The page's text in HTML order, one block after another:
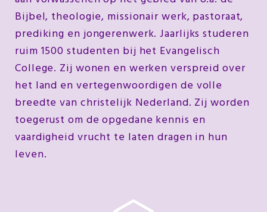
Bijbel, theologie, missionair werk, pastoraat,
prediking en jongerenwerk. Jaarlijks studeren
ruim 1500 studenten bij het Evangelisch
College. Zij wonen en werken verspreid over
het land en vertegenwoordigen de volle
breedte van christelijk Nederland. Zij worden
toegerust om de opgedane kennis en
vaardigheid vrucht te laten dragen in hun
leven.